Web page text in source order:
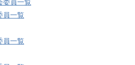
委員一覧
員一覧
員一覧